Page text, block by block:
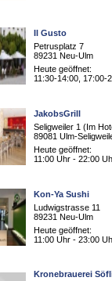
Il Gusto
Petrusplatz 7
89231 Neu-Ulm
Heute geöffnet:
11:30-14:00, 17:00-
JakobsGrill
Seligweiler 1 (Im
89081 Ulm-
Heute geöffnet:
11:00 Uhr - 22:00
Kon-Ya Sushi
Ludwigstrasse 11
89231 Neu-Ulm
Heute geöffnet:
11:00 Uhr - 23:00
Kronebrauerei